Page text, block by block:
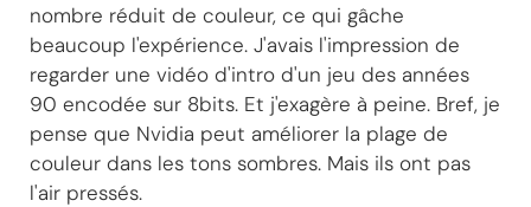
nombre réduit de couleur, ce qui gâche
beaucoup l'expérience. J'avais l'impression de
regarder une vidéo d'intro d'un jeu des années
90 encodée sur 8bits. Et j'exagère à peine. Bref, je
pense que Nvidia peut améliorer la plage de
couleur dans les tons sombres. Mais ils ont pas
l'air pressés.